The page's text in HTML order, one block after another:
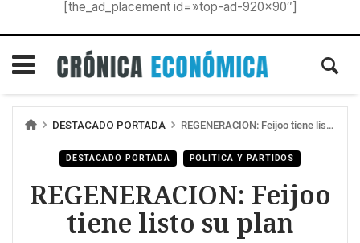
[the_ad_placement id=»top-ad-920×90″]
DESTACADO PORTADA REGENERACION: Feijoo tiene listo su plan
DESTACADO PORTADA POLITICA Y PARTIDOS
REGENERACION: Feijoo
tiene listo su plan